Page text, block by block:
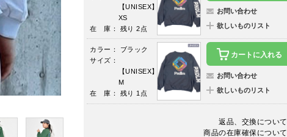
【UNISEX】
XS
在 庫： 残り 2点
お問い合わせ
欲しいものリスト
カラー： ブラック
サイズ：
【UNISEX】
M
在 庫： 残り 1点
カートに入れる
お問い合わせ
欲しいものリスト
返品、交換について
商品の在庫確保について